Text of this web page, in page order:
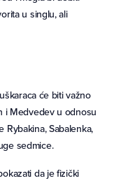
u singlu, ali
će biti važno
i Medvedev u odnosu
Rybakina, Sabalenka,
sedmice.
da je fizički